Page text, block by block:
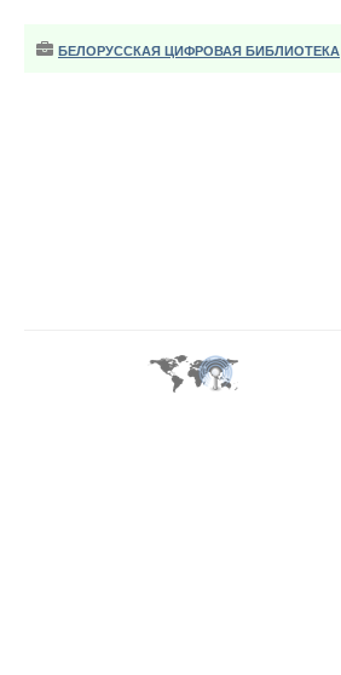
БЕЛОРУССКАЯ ЦИФРОВАЯ БИБЛИОТЕКА